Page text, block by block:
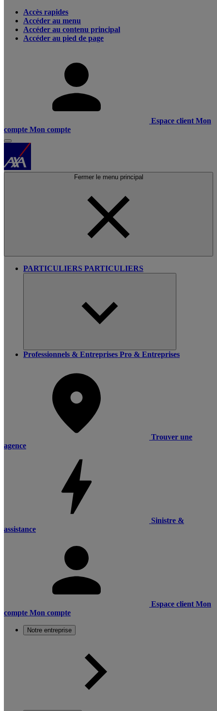
Accès rapides
Accéder au menu
Accéder au contenu principal
Accéder au pied de page
Espace client Mon
compte Mon compte
Fermer le menu principal
PARTICULIERS PARTICULIERS
Professionnels & Entreprises Pro & Entreprises
Trouver une
agence
Sinistre &
assistance
Espace client Mon
compte Mon compte
Notre entreprise